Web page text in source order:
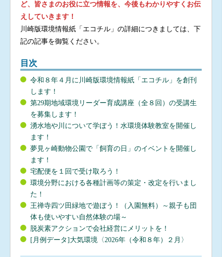
ど、皆さまのお役に立つ情報を、今後もわかりやすくお伝
えしていきます！
川崎版環境情報紙「エコチル」の詳細につきましては、下
記の記事を御覧ください。
目次
令和８年４月に川崎版環境情報紙「エコチル」を創刊
します！
第29期地域環境リーダー育成講座（全８回）の受講生
を募集します！
湧水地や川について学ぼう！水環境体験教室を開催し
ます！
夢見ヶ崎動物公園で「飼育の日」のイベントを開催し
ます！
宅配便を１回で受け取ろう！
環境分野における各種計画等の策定・改定を行いまし
た！
王禅寺四ツ田緑地で遊ぼう！（入園無料）～親子も団
体も使いやすい自然体験の場～
脱炭素アクションで会社経営にメリットを！
[月例データ]大気環境〈2026年（令和８年）２月〉